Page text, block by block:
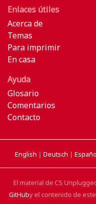
Enlaces útiles
Acerca de
Temas
Para imprimir
En casa
Ayuda
Glosario
Comentarios
Contacto
English | Deutsch |
El material de CS
GitHuby el contenido de